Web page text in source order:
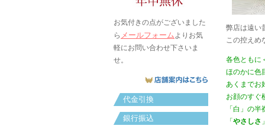
お気付きの点がございました
ら メールフォームよりお気
軽にお問い合わせ下さいま
せ。
代金引換
銀行振込
弊店は遠い
この控えめ
各色ともに
ほのかに色
あくまでお
お顔のすぐ
「白」の
「 やさしさ